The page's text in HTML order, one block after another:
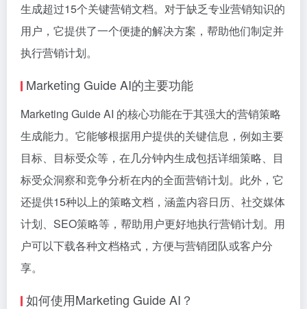
生成超过15个关键营销文档。对于缺乏专业营销知识的
用户，它提供了一个便捷的解决方案，帮助他们制定并
执行营销计划。
Marketing Guide AI的主要功能
Marketing Guide AI 的核心功能在于其强大的营销策略
生成能力。它能够根据用户提供的关键信息，例如主要
目标、目标受众等，在几分钟内生成包括详细策略、目
标受众洞察和竞争分析在内的全面营销计划。此外，它
还提供15种以上的策略文档，涵盖内容日历、社交媒体
计划、SEO策略等，帮助用户更好地执行营销计划。用
户可以下载各种文档格式，方便与营销团队或客户分
享。
如何使用Marketing Guide AI？